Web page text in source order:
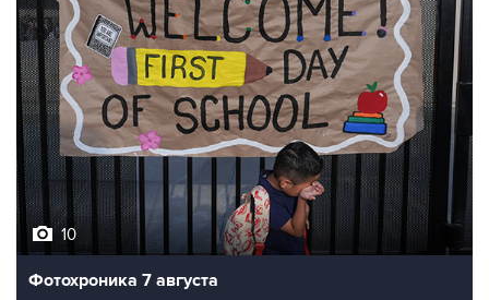
10
Фотохроника 7 августа